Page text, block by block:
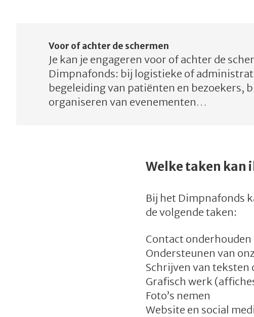
Voor of achter de schermen
Je kan je engageren voor of achter de
Dimpnafonds: bij logistieke of
begeleiding van patiënten en bezoekers,
organiseren van evenementen…
Welke taken kan
Bij het Dimpnafonds
de volgende taken:
Contact
Ondersteunen van
Schrijven van teksten
Grafisch werk
Foto’s nemen
Website en social